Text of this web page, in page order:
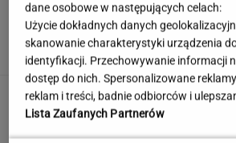
Księżniczka musi iść do
spędzi w armii
Urzędnicy pukają do
MATERIAŁ PROMOCYJNY
dane osobowe w następujących celach:
Użycie dokładnych danych
skanowanie charakterystyki urządzenia
identyfikacji. Przechowywanie informacji
dostęp do nich. Spersonalizowane
reklam i treści, badnie odbiorców i
Lista Zaufanych Partnerów